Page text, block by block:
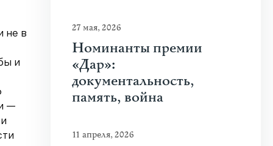
не в
и
—
27 мая, 2026
Номинанты премии
«Дар»:
документальность,
память, война
11 апреля, 2026